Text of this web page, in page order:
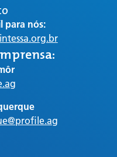
para nós: